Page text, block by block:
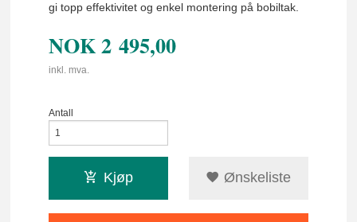
gi topp effektivitet og enkel montering på bobiltak.
NOK2 495,00
inkl. mva.
Antall
Kjøp Ønskeliste